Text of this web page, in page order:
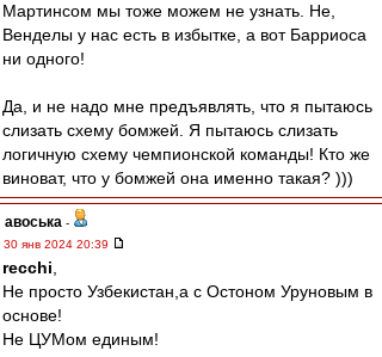
Мартинсом мы тоже можем не узнать. Не,
Венделы у нас есть в избытке, а вот Барриоса
ни одного!
Да, и не надо мне предъявлять, что я пытаюсь
слизать схему бомжей. Я пытаюсь слизать
логичную схему чемпионской команды! Кто же
виноват, что у бомжей она именно такая? )))
авоська -
30 янв 2024 20:39
recchi
Не просто Узбекистан,а с Остоном Уруновым в
основе!
Не ЦУМом единым!